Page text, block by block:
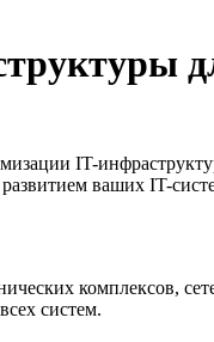
IT-
развитием ваших IT-
комплексов,
систем.